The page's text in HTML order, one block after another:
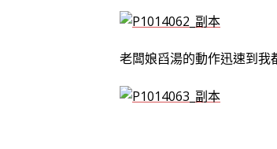
老闆娘舀湯的動作迅速到我